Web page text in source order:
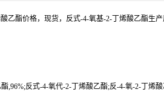
乙酯价格，现货，反式-4-氧基-2-丁烯酸乙酯
,96%;反式-4-氧代-2-丁烯酸乙酯;反-4-氧-2-丁烯